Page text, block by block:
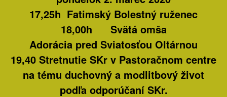
17,25h Fatimský Bolestný ruženec
18,00h Svätá omša
Adorácia pred Sviatosťou Oltárnou
19,40 Stretnutie SKr v Pastoračnom centre
na tému duchovný a modlitbový život
podľa odporúčaní SKr.